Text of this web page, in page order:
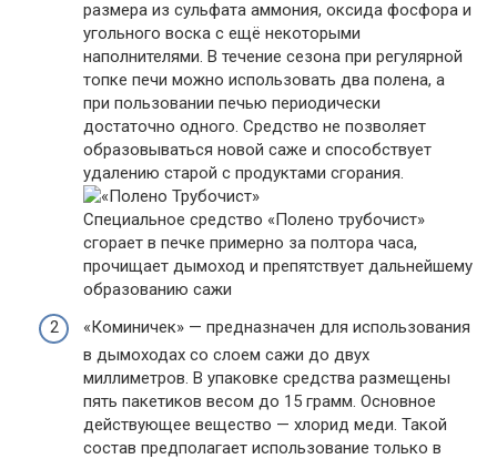
размера из сульфата аммония, оксида фосфора и
угольного воска с ещё некоторыми
наполнителями. В течение сезона при регулярной
топке печи можно использовать два полена, а
при пользовании печью периодически
достаточно одного. Средство не позволяет
образовываться новой саже и способствует
удалению старой с продуктами сгорания.
Специальное средство «Полено трубочист»
сгорает в печке примерно за полтора часа,
прочищает дымоход и препятствует дальнейшему
образованию сажи
«Коминичек» — предназначен для использования
в дымоходах со слоем сажи до двух
миллиметров. В упаковке средства размещены
пять пакетиков весом до 15 грамм. Основное
действующее вещество — хлорид меди. Такой
состав предполагает использование только в